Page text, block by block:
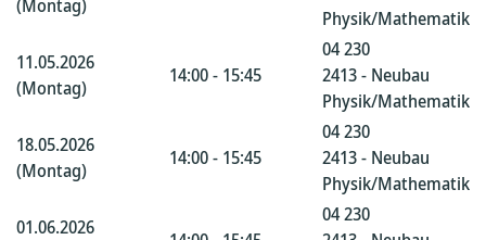
(Montag)
Physik/Mathematik
11.05.2026
(Montag)
14:00 - 15:45
04 230
2413 - Neubau
Physik/Mathematik
18.05.2026
(Montag)
14:00 - 15:45
04 230
2413 - Neubau
Physik/Mathematik
01.06.2026
04 230